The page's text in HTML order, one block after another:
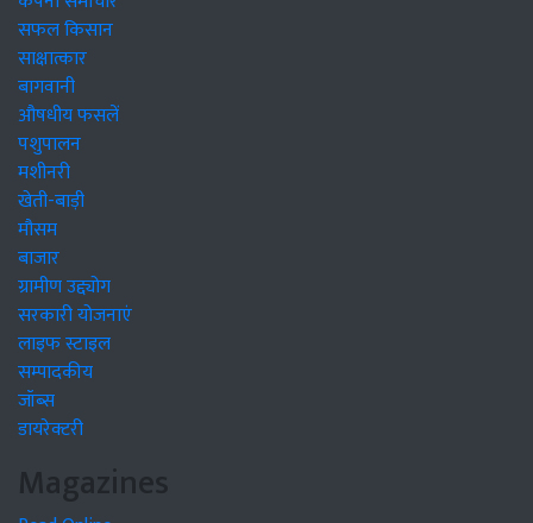
सफल किसान
साक्षात्कार
बागवानी
औषधीय फसलें
पशुपालन
मशीनरी
खेती-बाड़ी
मौसम
बाजार
ग्रामीण उद्द्योग
सरकारी योजनाएं
लाइफ स्टाइल
सम्पादकीय
जॉब्स
डायरेक्टरी
Magazines